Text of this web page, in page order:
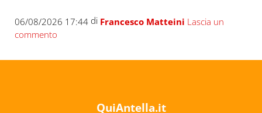
06/08/2026 17:44di Francesco Matteini Lascia un
commento
QuiAntella.it